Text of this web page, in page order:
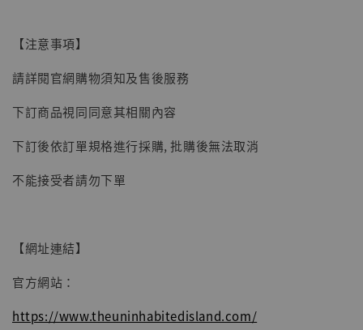
子彈飛 鵝城縣長 張麻子 [BK01]
NT$ 4,980
【注意事項】
請詳閱官網購物須知及售後服務
下訂商品視同同意其相關內容
下訂後依訂單規格進行採購, 批購後無法取消
不能接受者請勿下單
【網址連結】
官方網站：
https://www.theuninhabitedisland.com/